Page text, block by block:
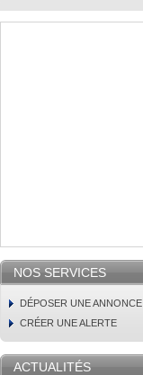
NOS SERVICES
DÉPOSER UNE ANNONCE
CRÉER UNE ALERTE
ACTUALITÉS